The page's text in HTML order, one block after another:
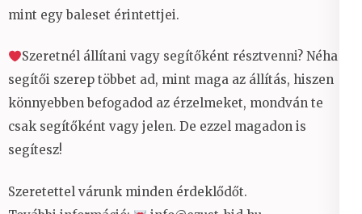
mint egy baleset érintettjei.
Szeretnél állítani vagy segítőként résztvenni? Néha a
segítői szerep többet ad, mint maga az állítás, hiszen
könnyebben befogadod az érzelmeket, mondván te
csak segítőként vagy jelen. De ezzel magadon is
segítesz!
Szeretettel várunk minden érdeklődőt.